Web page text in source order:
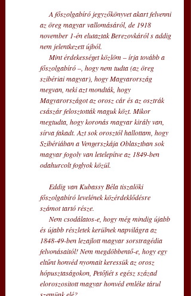
az öreg magyar vallomásáról, de 1918
november 1-én elutaztak Berezovkáról s addig
nem jelentkezett újból.
főszolgabíró –, hogy nem tudta (az öreg
szibériai magyar), hogy Magyarország
megvan, neki azt mondták, hogy
Magyarországot az orosz cár és az osztrák
császár felosztották maguk közt. Mikor
megtudta, hogy koronás magyar király van,
sírva fakadt. Azt sok orosztól hallottam, hogy
Szibériában a Vengerszkája Oblasztban sok
magyar fogoly van letelepítve az 1849-ben
odahurcolt foglyok közül.
főszolgabíró levelének közérdeklődésre
számot tartó része.
és újabb részletek kerülnek napvilágra az
1848-49-ben lezajlott magyar sorstragédia
felvonásaitól! Nem megdöbbentő-e, hogy egy
eltűnt honvéd nyomait keressük az orosz
hópusztaságokon, Petőfiét s egész század
eloroszositott magyar honvéd emléke tárul
szemünk elé?